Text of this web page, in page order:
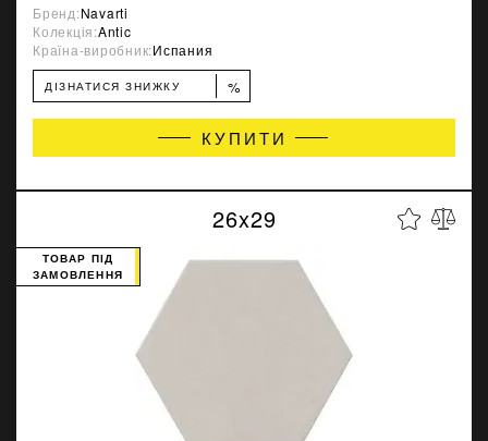
Бренд:Navarti
Колекція:Antic
Країна-виробник:Испания
ДІЗНАТИСЯ ЗНИЖКУ %
КУПИТИ
26x29
ТОВАР ПІД
ЗАМОВЛЕННЯ